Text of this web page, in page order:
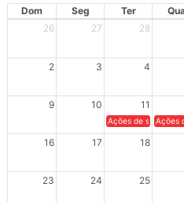
Dom Seg Ter
26
27 28
2 3 4
9 10 11
Ações de Ações
16 17 18
23 24 25